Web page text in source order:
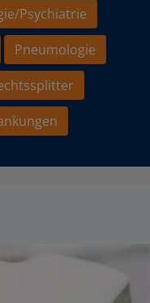
Psychiatrie
Pneumologie